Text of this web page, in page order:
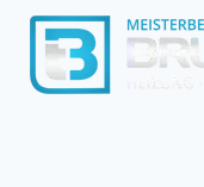
Zum
Inhalt
springen